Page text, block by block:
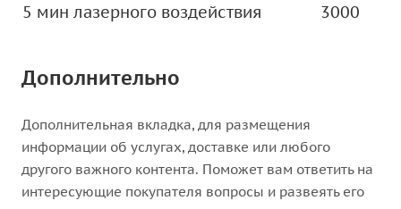
5 мин лазерного воздействия 3000
Дополнительно
Дополнительная вкладка, для размещения
информации об услугах, доставке или любого
другого важного контента. Поможет вам ответить на
интересующие покупателя вопросы и развеять его